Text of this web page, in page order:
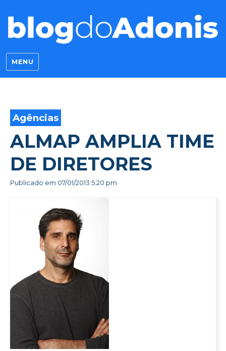
Blog do Adonis
MENU
Agências
ALMAP AMPLIA TIME
DE DIRETORES
Publicado em 07/01/2013 5:20 pm